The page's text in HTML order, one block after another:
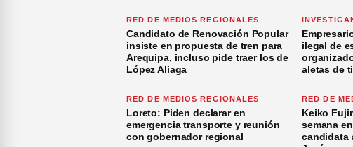
RED DE MEDIOS REGIONALES
Candidato de Renovación Popular
insiste en propuesta de tren para
Arequipa, incluso pide traer los de
López Aliaga
ilegal de
aletas de
RED DE MEDIOS REGIONALES
Loreto: Piden declarar en
emergencia transporte y reunión
con gobernador regional
RED DE
Keiko
semana
candidata